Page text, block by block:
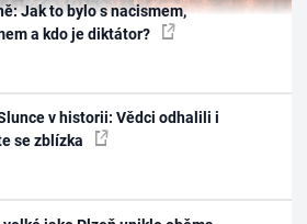
Jak to bylo s nacismem,
a kdo je diktátor?
v historii: Vědci odhalili i
se zblízka